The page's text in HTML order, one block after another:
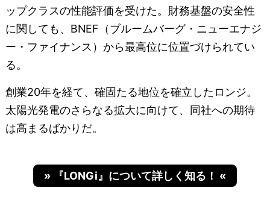
ップクラスの性能評価を受けた。財務基盤の安全性
に関しても、BNEF（ブルームバーグ・ニューエナジ
ー・ファイナンス）から最高位に位置づけられてい
る。
創業20年を経て、確固たる地位を確立したロンジ。
太陽光発電のさらなる拡大に向けて、同社への期待
は高まるばかりだ。
» 『LONGi』について詳しく知る！ «